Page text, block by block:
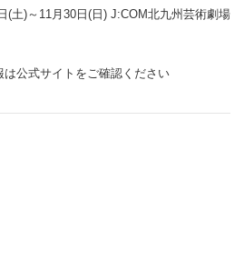
(土)～11月30日(日) J:COM北九州芸術劇場
公式サイトをご確認ください